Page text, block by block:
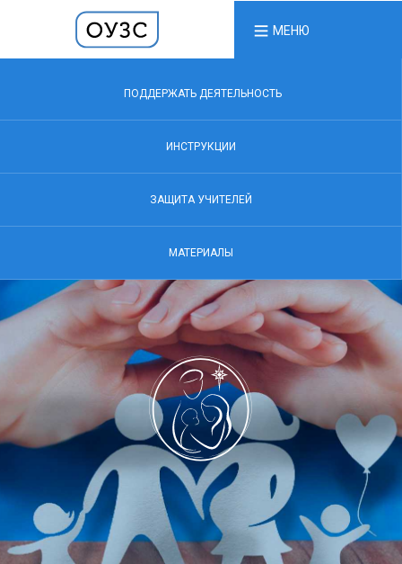
МЕНЮ
ПОДДЕРЖАТЬ ДЕЯТЕЛЬНОСТЬ
ИНСТРУКЦИИ
ЗАЩИТА УЧИТЕЛЕЙ
МАТЕРИАЛЫ